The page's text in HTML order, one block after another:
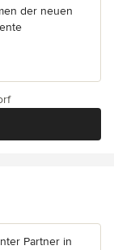
der neuen
Partner in